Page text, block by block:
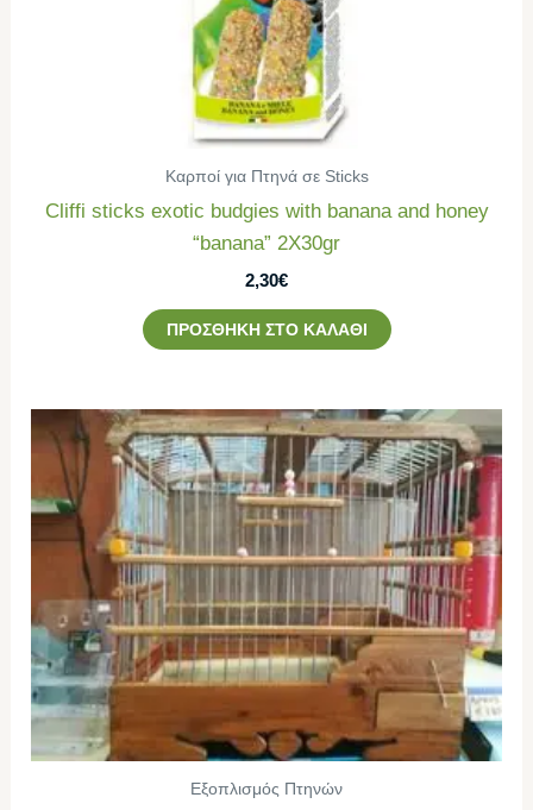
Καρποί για Πτηνά σε Sticks
Cliffi sticks exotic budgies with banana and honey
“banana” 2Χ30gr
2,30€
ΠΡΟΣΘΉΚΗ ΣΤΟ ΚΑΛΆΘΙ
Εξοπλισμός Πτηνών